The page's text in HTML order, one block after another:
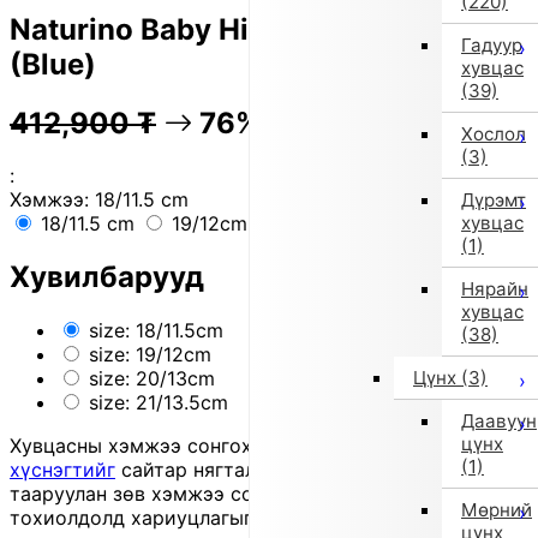
Гадуур
хувцас
(39)
Хослол
(3)
Дүрэмт
хувцас
(1)
Нярайн
хувцас
(38)
Цүнх (3)
Даавуун
цүнх
(1)
Мөрний
цүнх
Naturino Baby High-Top Sneakers
(Blue)
412,900 ₮ 76% OFF 103,200 ₮
:
Хэмжээ: 18/11.5 cm
18/11.5 cm
19/12cm 21/13.5 cm
Хувилбарууд
size: 18/11.5cm
size: 19/12cm
size: 20/13cm
size: 21/13.5cm
Хувцасны хэмжээ сонгохдоо
хэмжээ сонгох
хүснэгтийг сайтар нягталж, биеийн хэмжээтэйгээ
тааруулан зөв хэмжээ сонгоно уу, хувцас таарахгүй
тохиолдолд хариуцлагыг захиалагч өөрөө хүлээнэ.